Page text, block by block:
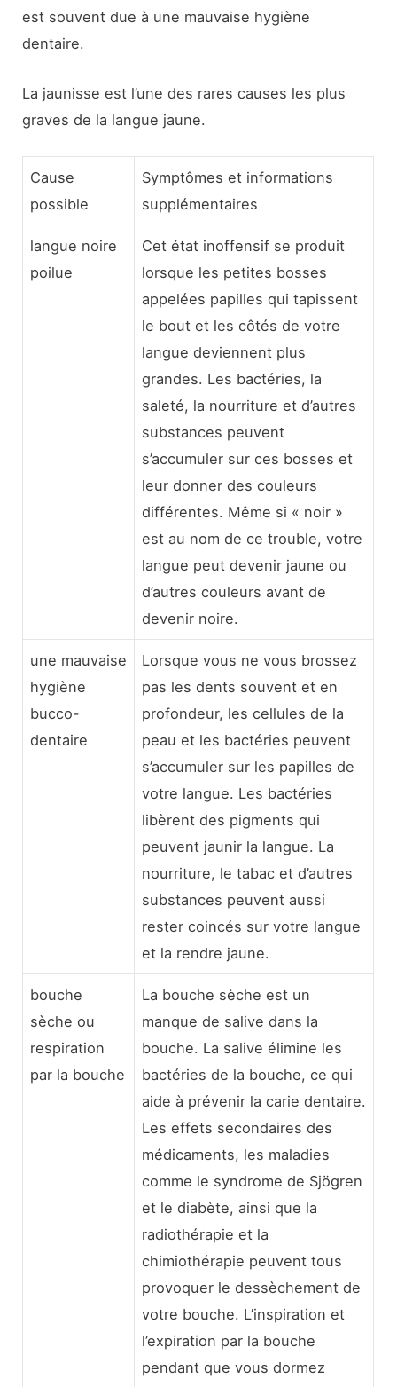
est souvent due à une mauvaise hygiène
dentaire.
La jaunisse est l’une des rares causes les plus
graves de la langue jaune.
Cause
possible
Symptômes et informations
supplémentaires
langue noire
poilue
Cet état inoffensif se produit
lorsque les petites bosses
appelées papilles qui tapissent
le bout et les côtés de votre
langue deviennent plus
grandes. Les bactéries, la
saleté, la nourriture et d’autres
substances peuvent
s’accumuler sur ces bosses et
leur donner des couleurs
différentes. Même si « noir »
est au nom de ce trouble, votre
langue peut devenir jaune ou
d’autres couleurs avant de
devenir noire.
une mauvaise
hygiène
bucco-
dentaire
Lorsque vous ne vous brossez
pas les dents souvent et en
profondeur, les cellules de la
peau et les bactéries peuvent
s’accumuler sur les papilles de
votre langue. Les bactéries
libèrent des pigments qui
peuvent jaunir la langue. La
nourriture, le tabac et d’autres
substances peuvent aussi
rester coincés sur votre langue
et la rendre jaune.
bouche
sèche ou
respiration
par la bouche
La bouche sèche est un
manque de salive dans la
bouche. La salive élimine les
bactéries de la bouche, ce qui
aide à prévenir la carie dentaire.
Les effets secondaires des
médicaments, les maladies
comme le syndrome de Sjögren
et le diabète, ainsi que la
radiothérapie et la
chimiothérapie peuvent tous
provoquer le dessèchement de
votre bouche. L’inspiration et
l’expiration par la bouche
pendant que vous dormez